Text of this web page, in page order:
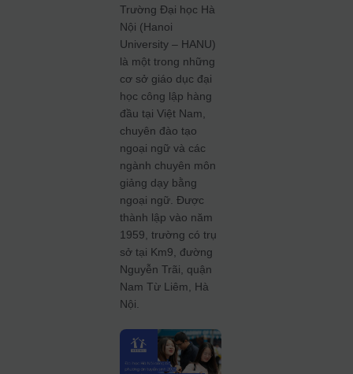
Trường Đại học Hà
Nội (Hanoi
University – HANU)
là một trong những
cơ sở giáo dục đại
học công lập hàng
đầu tại Việt Nam,
chuyên đào tạo
ngoại ngữ và các
ngành chuyên môn
giảng dạy bằng
ngoại ngữ. Được
thành lập vào năm
1959, trường có trụ
sở tại Km9, đường
Nguyễn Trãi, quận
Nam Từ Liêm, Hà
Nội.